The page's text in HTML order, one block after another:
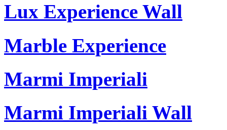
Lux Experience Wall
Marble Experience
Marmi Imperiali
Marmi Imperiali Wall